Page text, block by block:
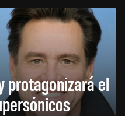
protagonizará el